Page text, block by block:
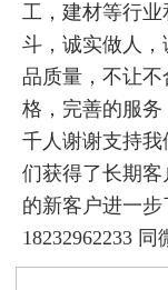
工，建材等行
斗，诚实做人
品质量，不让
格，完善的服
千人谢谢支持
们获得了长期
的新客户进一步
18232962233 同